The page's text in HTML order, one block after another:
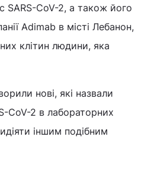
SARS-CoV-2, а також його
Adimab в місті Лебанон,
клітин людини, яка
нові, які назвали
CoV-2 в лабораторних
іншим подібним